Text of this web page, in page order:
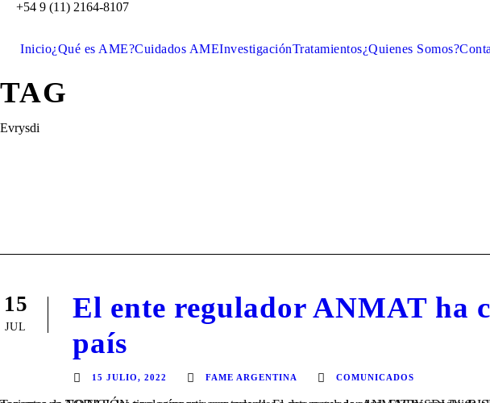
+54 9 (11) 2164-8107
Inicio¿Qué es AME?Cuidados AMEInvestigaciónTratamientos¿Quienes Somos?
TAG
Evrysdi
15
JUL
El ente regulador ANMAT ha
país
15 JULIO, 2022 FAME ARGENTINA COMUNICADOS